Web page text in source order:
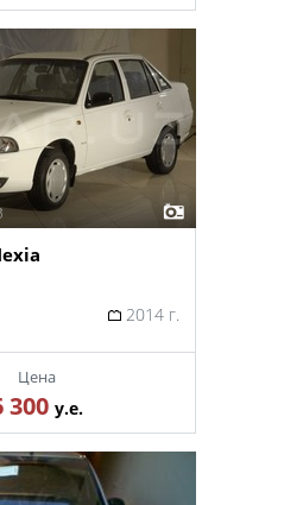
2014 г.
Цена
300 у.е.